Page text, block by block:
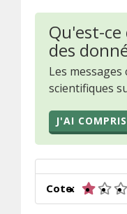
Qu'est-
des
Les messages
scientifiques
J'AI
Cote: